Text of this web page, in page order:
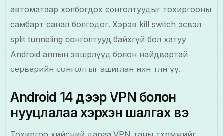
автоматаар холбогдох сонголтуудыг тохиргооны
самбарт санал болгодог. Хэрэв kill switch эсвэл
split tunneling сонголтууд байхгүй бол хатуу
Android аппын зөвшөөрлүүд болон найдвартай
серверийн сонголтыг ашиглан нөхөн төлнө үү.
Android 14 дээр VPN болон
нууцлалаа хэрхэн шалгах вэ
Тохиргоо хийсний дараа VPN таны төхөөрөмжийг